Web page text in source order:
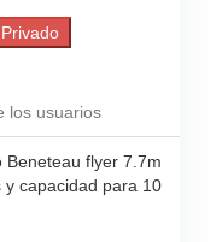
los usuarios
Beneteau flyer 7.7m
capacidad para 10